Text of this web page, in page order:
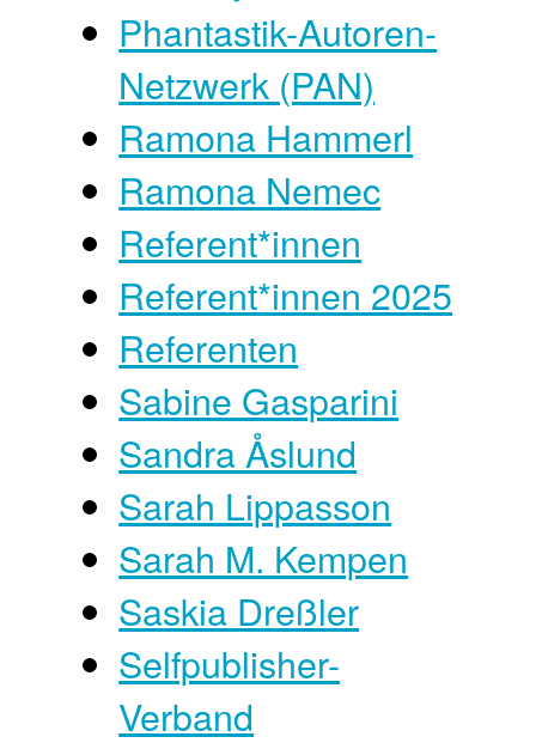
Phantastik-Autoren-
Netzwerk (PAN)
Ramona Hammerl
Ramona Nemec
Referent*innen
Referent*innen 2025
Referenten
Sabine Gasparini
Sandra Åslund
Sarah Lippasson
Sarah M. Kempen
Saskia Dreßler
Selfpublisher-
Verband